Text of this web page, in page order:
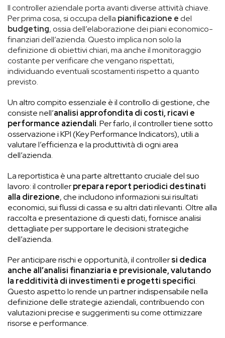
Il controller aziendale porta avanti diverse attività chiave.
Per prima cosa, si occupa della pianificazione e del
budgeting, ossia dell’elaborazione dei piani economico-
finanziari dell’azienda. Questo implica non solo la
definizione di obiettivi chiari, ma anche il monitoraggio
costante per verificare che vengano rispettati,
individuando eventuali scostamenti rispetto a quanto
previsto.
Un altro compito essenziale è il controllo di gestione, che
consiste nell’analisi approfondita di costi, ricavi e
performance aziendali. Per farlo, il controller tiene sotto
osservazione i KPI (Key Performance Indicators), utili a
valutare l’efficienza e la produttività di ogni area
dell’azienda.
La reportistica è una parte altrettanto cruciale del suo
lavoro: il controllerprepara report periodici destinati
alla direzione, che includono informazioni sui risultati
economici, sui flussi di cassa e su altri dati rilevanti. Oltre alla
raccolta e presentazione di questi dati, fornisce analisi
dettagliate per supportare le decisioni strategiche
dell’azienda.
Per anticipare rischi e opportunità, il controllersi dedica
anche all’analisi finanziaria e previsionale, valutando
la redditività di investimenti e progetti specifici.
Questo aspetto lo rende un partner indispensabile nella
definizione delle strategie aziendali, contribuendo con
valutazioni precise e suggerimenti su come ottimizzare
risorse e performance.